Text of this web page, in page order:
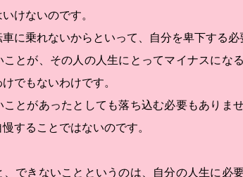
けないのです。
に乗れないからといって、自分を卑下する必
ことが、その人の人生にとってマイナスにな
でもないわけです。
とがあったとしても落ち込む必要もありま
することではないのです。
、できないことというのは、自分の人生に必